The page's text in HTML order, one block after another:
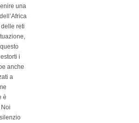
una
reti
i
anche
a
è